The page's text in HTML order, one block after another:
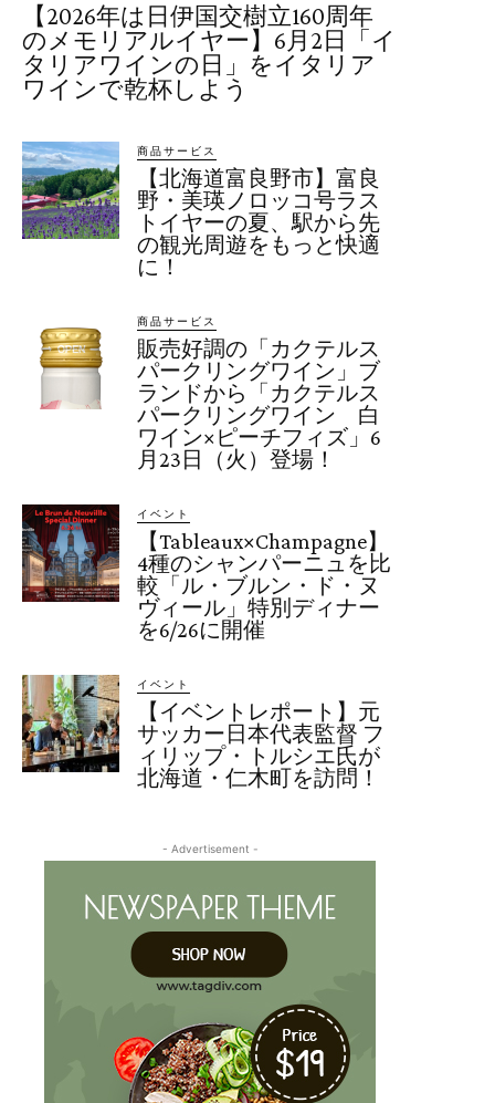
【2026年は日伊国交樹立160周年
のメモリアルイヤー】6月2日「イ
タリアワインの日」をイタリア
ワインで乾杯しよう
商品サービス
【北海道富良野市】富良
野・美瑛ノロッコ号ラス
トイヤーの夏、駅から先
の観光周遊をもっと快適
に！
商品サービス
販売好調の「カクテルス
パークリングワイン」ブ
ランドから「カクテルス
パークリングワイン 白
ワイン×ピーチフィズ」6
月23日（火）登場！
イベント
【Tableaux×Champagne】
4種のシャンパーニュを比
較「ル・ブルン・ド・ヌ
ヴィール」特別ディナー
を6/26に開催
イベント
【イベントレポート】元
サッカー日本代表監督 フ
ィリップ・トルシエ氏が
北海道・仁木町を訪問！
- Advertisement -